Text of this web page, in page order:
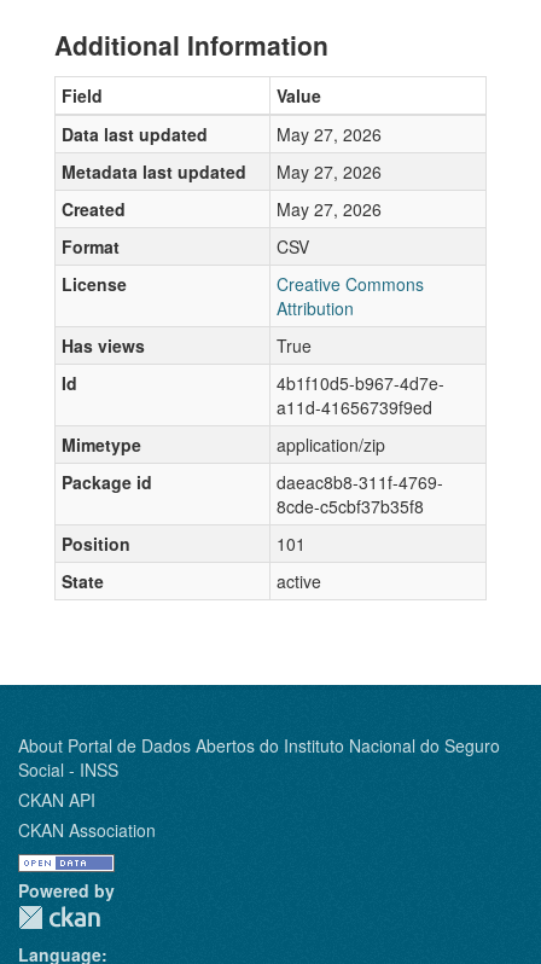
Additional Information
Field
Value
Data last updated
May 27, 2026
Metadata last updated
May 27, 2026
Created
May 27, 2026
Format
CSV
License
Creative Commons
Attribution
Has views
True
Id
4b1f10d5-b967-4d7e-
a11d-41656739f9ed
Mimetype
application/zip
Package id
daeac8b8-311f-4769-
8cde-c5cbf37b35f8
Position
101
State
active
About Portal de Dados Abertos do Instituto Nacional do Seguro
Social - INSS
CKAN API
CKAN Association
Powered by
Language